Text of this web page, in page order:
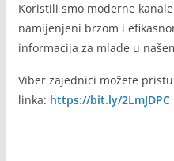
Koristili smo moderne
namijenjeni brzom i
informacija za mlade u
Viber zajednici možete
linka: https://bit.ly/2LmJDPC